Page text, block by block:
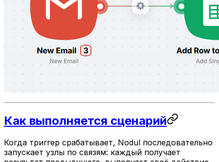
Как выполняется сценарий
Когда триггер срабатывает, Nodul последовательно
запускает узлы по связям: каждый получает